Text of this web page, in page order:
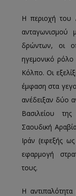
Η περιοχή του
ανταγωνισμού
δρώντων, οι
ηγεμονικό
Κόλπο. Οι
έμφαση στα
ανέδειξαν δύο
Βασιλείου
Σαουδική
Ιράν (εφεξής
εφαρμογή
τους.
Η